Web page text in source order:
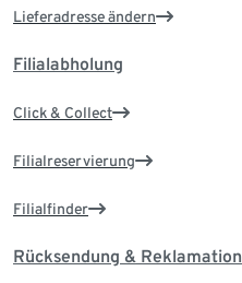
Lieferadresse ändern
Filialabholung
Click & Collect
Filialreservierung
Filialfinder
Rücksendung & Reklamation